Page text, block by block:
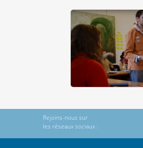
Rejoins-nous sur
les réseaux sociaux :